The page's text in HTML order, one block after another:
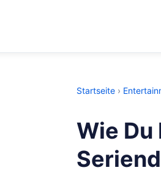
Startseite ›
Wie Du